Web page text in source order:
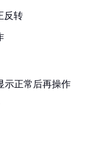
反转
示正常后再操作